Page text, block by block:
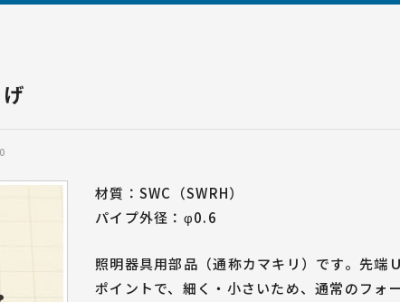
材質：SWC（SWRH）
パイプ外径：φ0.6
照明器具用部品（通称カマキリ）です。先端
ポイントで、細く・小さいため、通常のフォ